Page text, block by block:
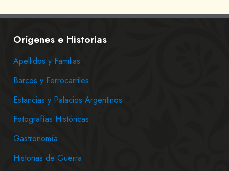
Orígenes e Historias
Apellidos y Familias
Barcos y Ferrocarriles
Estancias y Palacios Argentinos
Fotografías Históricas
Gastronomía
Historias de Guerra